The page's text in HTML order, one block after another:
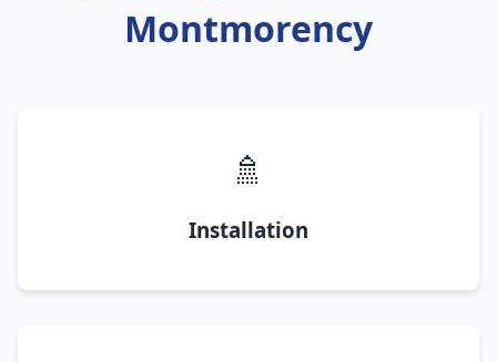
Montmorency
🚿
Installation